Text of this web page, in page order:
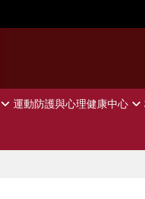
運動防護與心理健康中心